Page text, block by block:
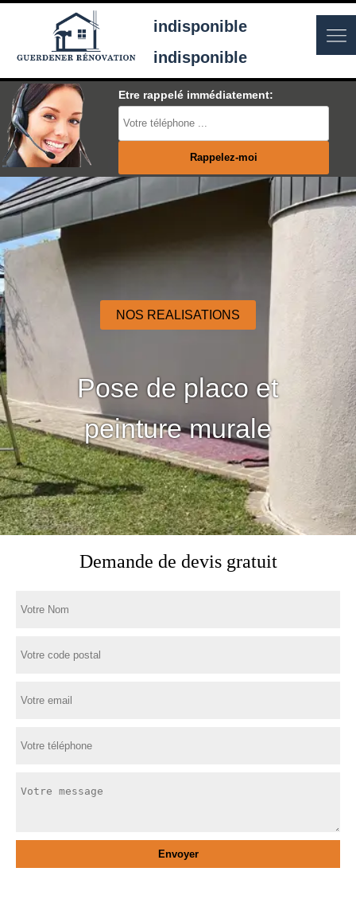
indisponible
indisponible
Etre rappelé immédiatement:
NOS REALISATIONS
Pose de placo et
peinture murale
Demande de devis gratuit